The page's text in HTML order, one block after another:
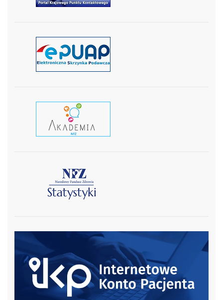
czytaj więcej
czytaj więcej